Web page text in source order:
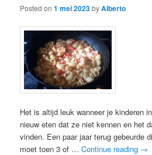
Posted on1 mei 2023byAlberto
Het is altijd leuk wanneer je kinderen
nieuw eten dat ze niet kennen en het
vinden. Een paar jaar terug gebeurde
moet toen 3 of …Continue reading →